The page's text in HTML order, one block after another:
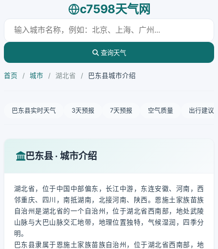
c7598天气网
查询天气
首页 / 城市 / 湖北省 / 巴东县城市介绍
巴东县实时天气 3天预报 7天预报 空气质量 出行建议
巴东县 · 城市介绍
湖北省，位于中国中部偏东，长江中游，东连安徽、河南，西
邻重庆、四川，南抵湖南，北接河南、陕西。恩施土家族苗族
自治州是湖北省的一个自治州，位于湖北省西南部，地处武陵
山脉与大巴山脉交汇地带，地理位置独特，气候湿润，四季分
明。
巴东县隶属于恩施土家族苗族自治州，位于湖北省西南部，地